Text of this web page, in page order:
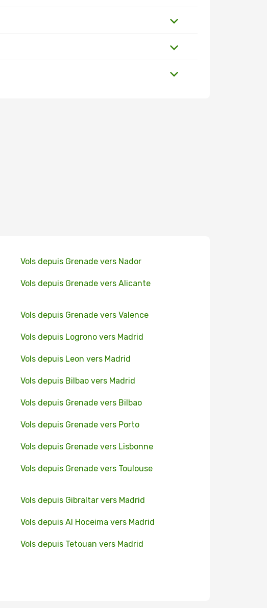
Vols depuis Grenade vers Nador
Vols depuis Grenade vers Alicante
Vols depuis Grenade vers Valence
Vols depuis Logrono vers Madrid
Vols depuis Leon vers Madrid
Vols depuis Bilbao vers Madrid
Vols depuis Grenade vers Bilbao
Vols depuis Grenade vers Porto
Vols depuis Grenade vers Lisbonne
Vols depuis Grenade vers Toulouse
Vols depuis Gibraltar vers Madrid
Vols depuis Al Hoceima vers Madrid
Vols depuis Tetouan vers Madrid